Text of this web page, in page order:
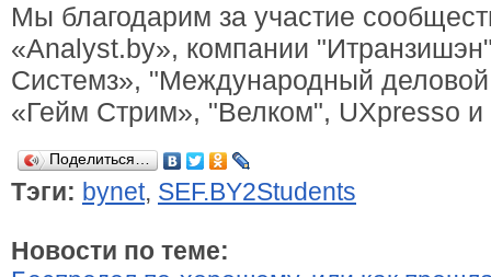
Мы благодарим за участие
«Аnalyst.by», компании
Системз», "Международный
«Гейм Стрим», "Велком", UXpresso и
Поделиться…
Тэги: bynet, SEF.BY2Students
Новости по теме: